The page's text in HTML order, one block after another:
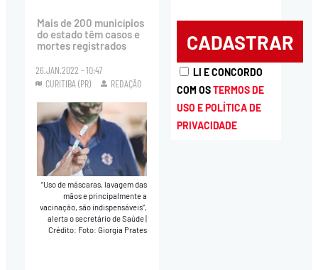
Mais de 200 municípios
do estado têm casos e
mortes registrados
26.JAN.2022 - 10:47
CURITIBA (PR)
REDAÇÃO
“Uso de máscaras, lavagem das
mãos e principalmente a
vacinação, são indispensáveis”,
alerta o secretário de Saúde|
Crédito: Foto: Giorgia Prates
LI E CONCORDO
COM OSTERMOS DE
USO E POLÍTICA DE
PRIVACIDADE